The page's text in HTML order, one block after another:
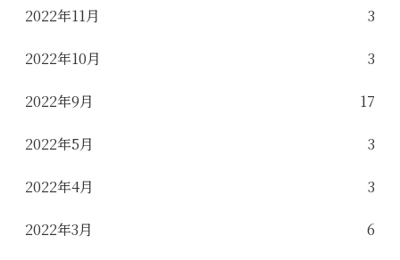
2022年11月 3
2022年10月 3
2022年9月 17
2022年5月 3
2022年4月 3
2022年3月 6